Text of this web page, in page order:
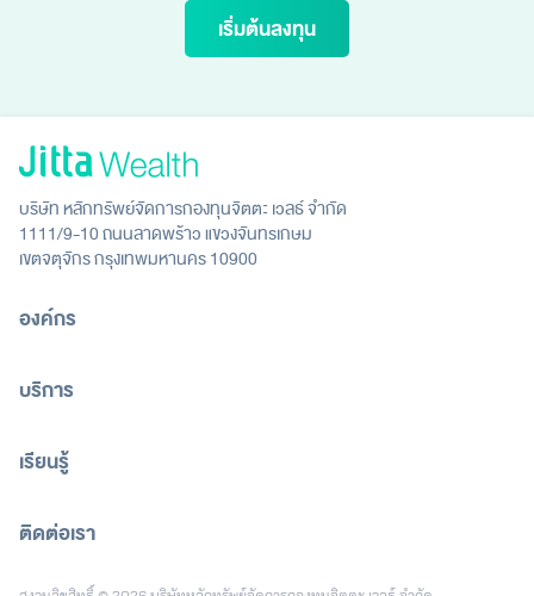
เริ่มต้นลงทุน
บริษัท หลักทรัพย์จัดการกองทุนจิตตะ เวลธ์ จำกัด
1111/9-10 ถนนลาดพร้าว แขวงจันทรเกษม
เขตจตุจักร กรุงเทพมหานคร 10900
องค์กร
บริการ
เรียนรู้
ติดต่อเรา